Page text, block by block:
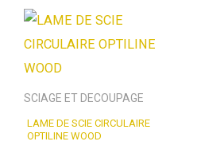
SCIAGE ET DECOUPAGE
LAME DE SCIE CIRCULAIRE
OPTILINE WOOD